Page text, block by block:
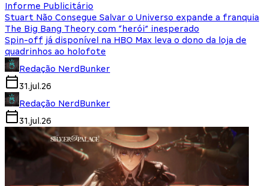
Informe Publicitário
Stuart Não Consegue Salvar o Universo expande a franquia
The Big Bang Theory com “herói” inesperado
Spin-off já disponível na HBO Max leva o dono da loja de
quadrinhos ao holofote
Redação NerdBunker
31.jul.26
Redação NerdBunker
31.jul.26